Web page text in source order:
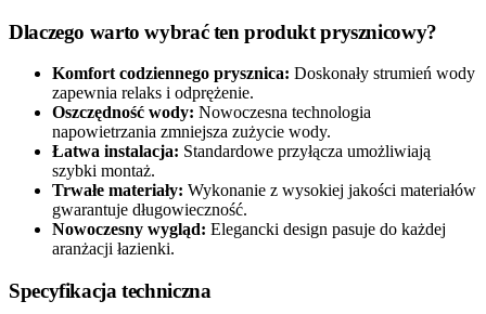
Dlaczego warto wybrać ten produkt prysznicowy?
Komfort codziennego prysznica: Doskonały strumień wody
zapewnia relaks i odprężenie.
Oszczędność wody: Nowoczesna technologia
napowietrzania zmniejsza zużycie wody.
Łatwa instalacja: Standardowe przyłącza umożliwiają
szybki montaż.
Trwałe materiały: Wykonanie z wysokiej jakości materiałów
gwarantuje długowieczność.
Nowoczesny wygląd: Elegancki design pasuje do każdej
aranżacji łazienki.
Specyfikacja techniczna